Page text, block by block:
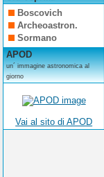
Boscovich
Archeoastron.
Sormano
APOD
un´ immagine astronomica al
giorno
Vai al sito di APOD